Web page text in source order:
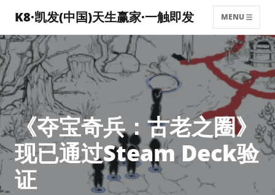
K8·凯发(中国)天生赢家·一触即发 MENU
《夺宝奇兵：古老之圈》
现已通过Steam Deck验
证